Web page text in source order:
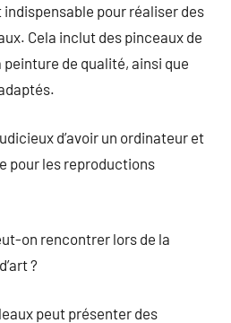
pour réaliser des
Cela inclut des pinceaux de
de qualité, ainsi que
d’avoir un ordinateur et
pour les reproductions
on rencontrer lors de la
?
peut présenter des